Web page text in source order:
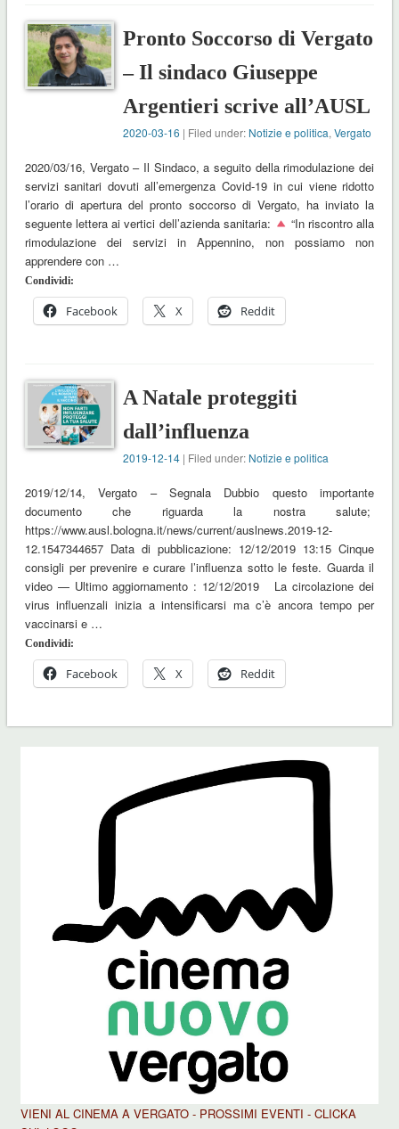
Pronto Soccorso di Vergato
– Il sindaco Giuseppe
Argentieri scrive all’AUSL
2020-03-16 | Filed under: Notizie e politica,Vergato
2020/03/16, Vergato – Il Sindaco, a seguito della rimodulazione dei
servizi sanitari dovuti all’emergenza Covid-19 in cui viene ridotto
l’orario di apertura del pronto soccorso di Vergato, ha inviato la
seguente lettera ai vertici dell’azienda sanitaria:
“In riscontro alla
rimodulazione dei servizi in Appennino, non possiamo non
apprendere con …
Condividi:
Facebook X Reddit
A Natale proteggiti
dall’influenza
2019-12-14 | Filed under: Notizie e politica
2019/12/14, Vergato – Segnala Dubbio questo importante
documento che riguarda la nostra salute;
https://www.ausl.bologna.it/news/current/auslnews.2019-12-
12.1547344657 Data di pubblicazione: 12/12/2019 13:15 Cinque
consigli per prevenire e curare l’influenza sotto le feste. Guarda il
video — Ultimo aggiornamento : 12/12/2019 La circolazione dei
virus influenzali inizia a intensificarsi ma c’è ancora tempo per
vaccinarsi e …
Condividi:
Facebook X Reddit
VIENI AL CINEMA A VERGATO - PROSSIMI EVENTI - CLICKA